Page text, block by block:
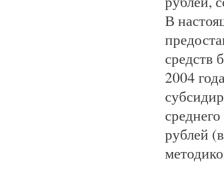
В
средств
2004
рублей